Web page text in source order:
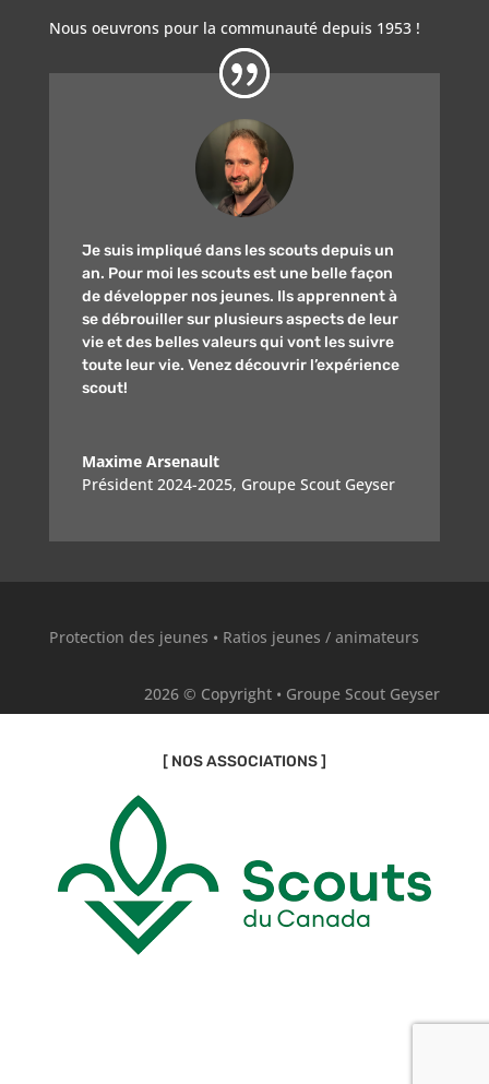
Nous oeuvrons pour la communauté depuis 1953 !
Je suis impliqué dans les scouts depuis un
an. Pour moi les scouts est une belle façon
de développer nos jeunes. Ils apprennent à
se débrouiller sur plusieurs aspects de leur
vie et des belles valeurs qui vont les suivre
toute leur vie. Venez découvrir l’expérience
scout!
Maxime Arsenault
Président 2024-2025, Groupe Scout Geyser
Protection des jeunes • Ratios jeunes / animateurs
2026 © Copyright • Groupe Scout Geyser
[ NOS ASSOCIATIONS ]